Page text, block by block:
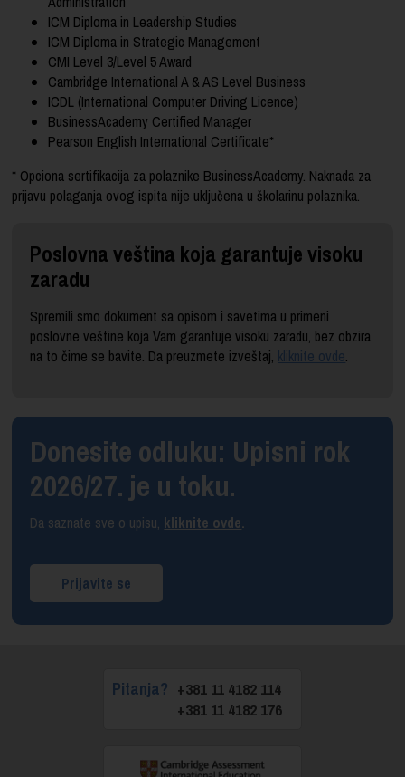
ICM Diploma in Leadership Studies
ICM Diploma in Strategic Management
CMI Level 3/Level 5 Award
Cambridge International A & AS Level Business
ICDL (International Computer Driving Licence)
BusinessAcademy Certified Manager
Pearson English International Certificate*
* Opciona sertifikacija za polaznike BusinessAcademy. Naknada za
prijavu polaganja ovog ispita nije uključena u školarinu polaznika.
Poslovna veština koja garantuje visoku
zaradu
Spremili smo dokument sa opisom i savetima u primeni
poslovne veštine koja Vam garantuje visoku zaradu, bez obzira
na to čime se bavite. Da preuzmete izveštaj, kliknite ovde.
Donesite odluku: Upisni rok
2026/27. je u toku.
Da saznate sve o upisu, kliknite ovde.
Prijavite se
Pitanja? +381 11 4182 114
+381 11 4182 176